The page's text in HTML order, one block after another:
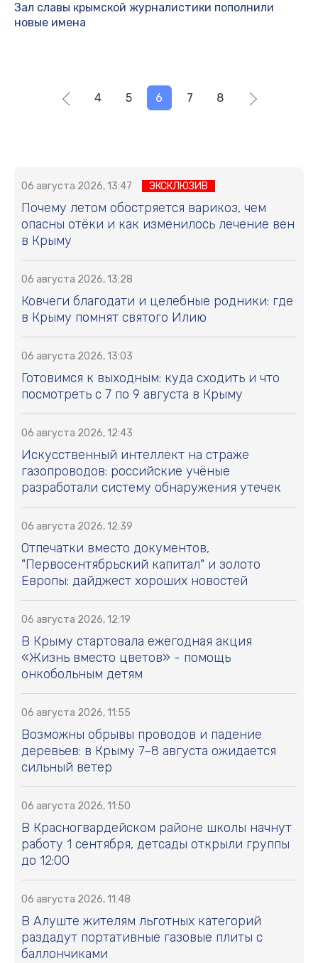
Зал славы крымской журналистики пополнили
новые имена
4 5 6 7 8
06 августа 2026, 13:47 ЭКСКЛЮЗИВ
Почему летом обостряется варикоз, чем
опасны отёки и как изменилось лечение вен
в Крыму
06 августа 2026, 13:28
Ковчеги благодати и целебные родники: где
в Крыму помнят святого Илию
06 августа 2026, 13:03
Готовимся к выходным: куда сходить и что
посмотреть с 7 по 9 августа в Крыму
06 августа 2026, 12:43
Искусственный интеллект на страже
газопроводов: российские учёные
разработали систему обнаружения утечек
06 августа 2026, 12:39
Отпечатки вместо документов,
"Первосентябрьский капитал" и золото
Европы: дайджест хороших новостей
06 августа 2026, 12:19
В Крыму стартовала ежегодная акция
«Жизнь вместо цветов» - помощь
онкобольным детям
06 августа 2026, 11:55
Возможны обрывы проводов и падение
деревьев: в Крыму 7–8 августа ожидается
сильный ветер
06 августа 2026, 11:50
В Красногвардейском районе школы начнут
работу 1 сентября, детсады открыли группы
до 12:00
06 августа 2026, 11:48
В Алуште жителям льготных категорий
раздадут портативные газовые плиты с
баллончиками